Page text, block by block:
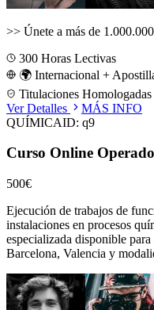
>> Únete a más de
300 Horas Lectivas
🌍 Internacional +
Titulaciones Homologadas
Ver Detalles
MÁS INFO
QUÍMICAID: q9
Curso Online
500€
Ejecución de trabajos de
instalaciones en procesos
especializada disponible
Barcelona, Valencia y